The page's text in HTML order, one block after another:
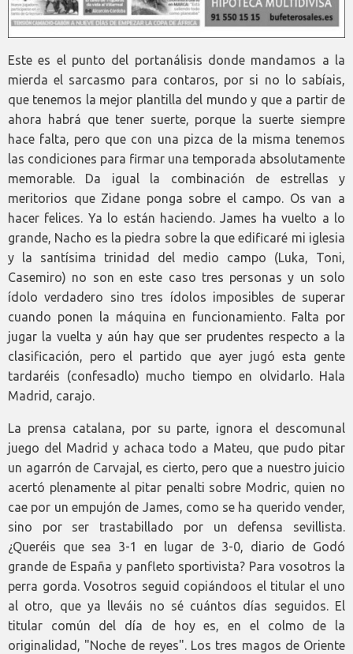
Este es el punto del portanálisis donde mandamos a la
mierda el sarcasmo para contaros, por si no lo sabíais,
que tenemos la mejor plantilla del mundo y que a partir de
ahora habrá que tener suerte, porque la suerte siempre
hace falta, pero que con una pizca de la misma tenemos
las condiciones para firmar una temporada absolutamente
memorable. Da igual la combinación de estrellas y
meritorios que Zidane ponga sobre el campo. Os van a
hacer felices. Ya lo están haciendo. James ha vuelto a lo
grande, Nacho es la piedra sobre la que edificaré mi iglesia
y la santísima trinidad del medio campo (Luka, Toni,
Casemiro) no son en este caso tres personas y un solo
ídolo verdadero sino tres ídolos imposibles de superar
cuando ponen la máquina en funcionamiento. Falta por
jugar la vuelta y aún hay que ser prudentes respecto a la
clasificación, pero el partido que ayer jugó esta gente
tardaréis (confesadlo) mucho tiempo en olvidarlo. Hala
Madrid, carajo.
La prensa catalana, por su parte, ignora el descomunal
juego del Madrid y achaca todo a Mateu, que pudo pitar
un agarrón de Carvajal, es cierto, pero que a nuestro juicio
acertó plenamente al pitar penalti sobre Modric, quien no
cae por un empujón de James, como se ha querido vender,
sino por ser trastabillado por un defensa sevillista.
¿Queréis que sea 3-1 en lugar de 3-0, diario de Godó
grande de España y panfleto sportivista? Para vosotros la
perra gorda. Vosotros seguid copiándoos el titular el uno
al otro, que ya lleváis no sé cuántos días seguidos. El
titular común del día de hoy es, en el colmo de la
originalidad, "Noche de reyes". Los tres magos de Oriente